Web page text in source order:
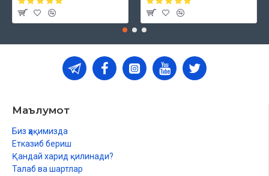
Маълумот
Биз ҳақимизда
Етказиб бериш
Қандай харид қилинади?
Талаб ва шартлар